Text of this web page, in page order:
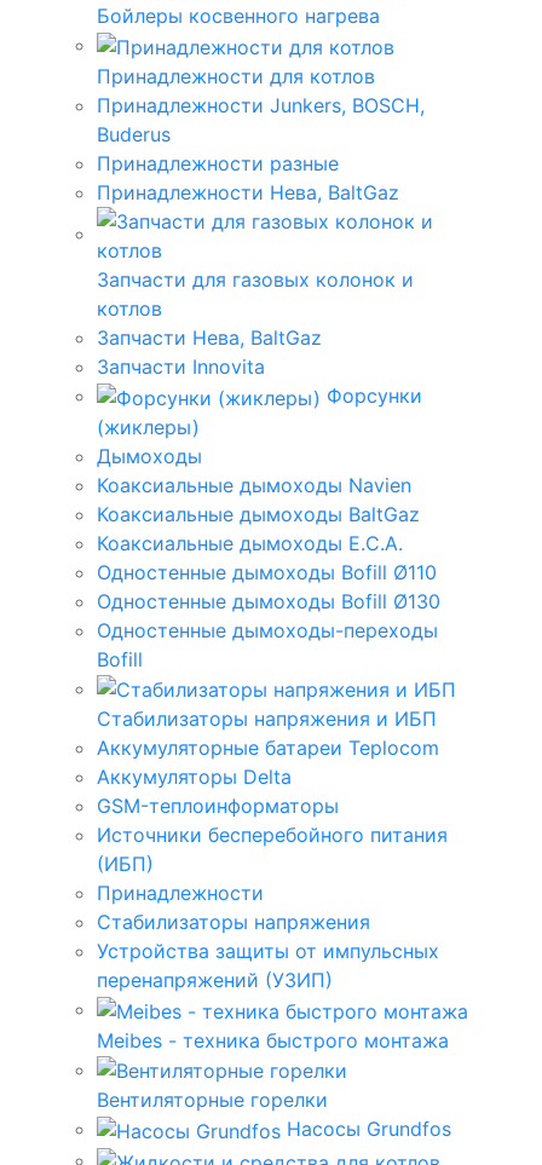
Бойлеры косвенного нагрева
Принадлежности для котлов
Принадлежности Junkers, BOSCH,
Buderus
Принадлежности разные
Принадлежности Нева, BaltGaz
Запчасти для газовых колонок и
котлов
Запчасти Нева, BaltGaz
Запчасти Innovita
Форсунки
(жиклеры)
Дымоходы
Коаксиальные дымоходы Navien
Коаксиальные дымоходы BaltGaz
Коаксиальные дымоходы E.C.A.
Одностенные дымоходы Bofill Ø110
Одностенные дымоходы Bofill Ø130
Одностенные дымоходы-переходы
Bofill
Стабилизаторы напряжения и ИБП
Аккумуляторные батареи Teplocom
Аккумуляторы Delta
GSM-теплоинформаторы
Источники бесперебойного питания
(ИБП)
Принадлежности
Стабилизаторы напряжения
Устройства защиты от импульсных
перенапряжений (УЗИП)
Meibes - техника быстрого монтажа
Вентиляторные горелки
Насосы Grundfos